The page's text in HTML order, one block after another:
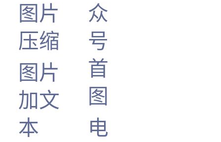
图片
压缩
图片
加文
本
众
号
首
图
电